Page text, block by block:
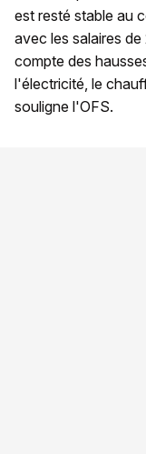
est resté stable au
avec les salaires
compte des
l'électricité, le
souligne l'OFS.